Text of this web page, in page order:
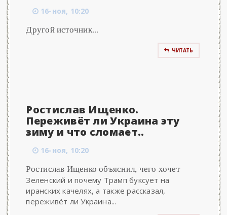
16-ноя, 10:20
Другой источник...
ЧИТАТЬ
Ростислав Ищенко.
Переживёт ли Украина эту
зиму и что сломает..
16-ноя, 10:20
Ростислав Ищенко объяснил, чего хочет
Зеленский и почему Трамп буксует на
иранских качелях, а также рассказал,
переживёт ли Украина...